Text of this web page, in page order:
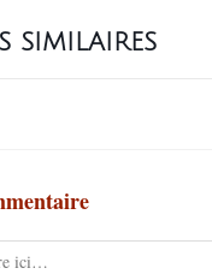
SIMILAIRES